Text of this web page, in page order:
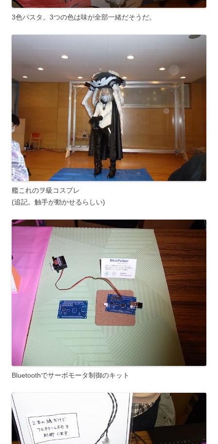
3色パスタ。3つの色は味が全部一緒だそうだ。
艦これのヲ級コスプレ
(追記。触手が動かせるらしい)
Bluetoothでサーボモータ制御のキット